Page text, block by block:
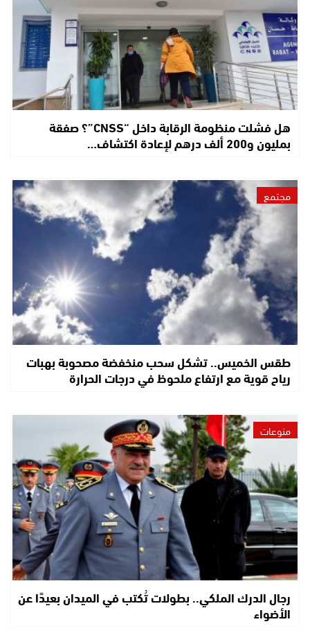
هل فشلت منظومة الرقابة داخل “CNSS”؟ صفقة
بمليون و200 ألف درهم لإعادة اكتشاف…
مجتمع
طقس الخميس.. تشكل سحب منخفضة مصحوبة بهبات
رياح قوية مع ارتفاع ملحوظ في درجات الحرارة
منوعات
رجال الدرك الملكي.. بطولات تُكتب في الميدان بعيدًا عن
الأضواء